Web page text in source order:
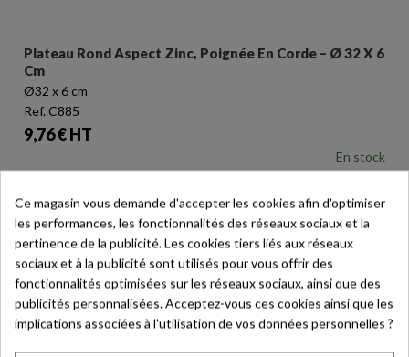
Plateau Rond Aspect Zinc, Poignée En Corde – Ø 32 X 6
Cm
Ø32 x 6 cm
Ref. C885
Prix
9,76 € HT
En stock
EXCLUSIVITÉ INTERNET
Ce magasin vous demande d'accepter les cookies afin d'optimiser
les performances, les fonctionnalités des réseaux sociaux et la
pertinence de la publicité. Les cookies tiers liés aux réseaux
sociaux et à la publicité sont utilisés pour vous offrir des
fonctionnalités optimisées sur les réseaux sociaux, ainsi que des
publicités personnalisées. Acceptez-vous ces cookies ainsi que les
implications associées à l'utilisation de vos données personnelles ?